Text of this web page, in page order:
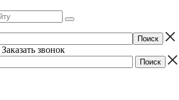
Заказать звонок